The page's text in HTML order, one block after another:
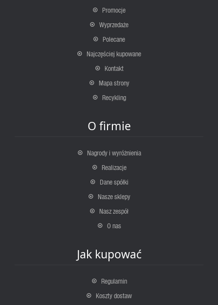
Promocje
Wyprzedaże
Polecane
Najczęściej kupowane
Kontakt
Mapa strony
Recykling
O firmie
Nagrody i wyróżnienia
Realizacje
Dane spółki
Nasze sklepy
Nasz zespół
O nas
Jak kupować
Regulamin
Koszty dostaw